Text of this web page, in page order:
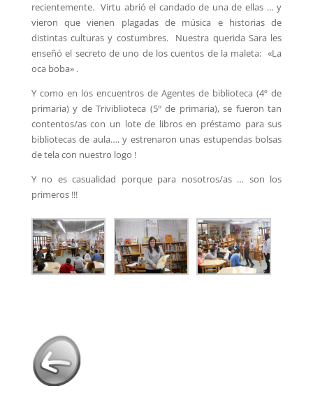
recientemente. Virtu abrió el candado de una de ellas … y
vieron que vienen plagadas de música e historias de
distintas culturas y costumbres. Nuestra querida Sara les
enseñó el secreto de uno de los cuentos de la maleta: «La
oca boba» .
Y como en los encuentros de Agentes de biblioteca (4º de
primaria) y de Triviblioteca (5º de primaria), se fueron tan
contentos/as con un lote de libros en préstamo para sus
bibliotecas de aula…. y estrenaron unas estupendas bolsas
de tela con nuestro logo !
Y no es casualidad porque para nosotros/as … son los
primeros !!!